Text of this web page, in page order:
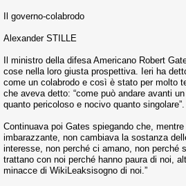
Il governo-colabrodo
Alexander STILLE
Il ministro della difesa Americano Robert
cose nella loro giusta prospettiva. Ieri ha
come un colabrodo e così è stato per molto
che aveva detto: “come può andare avanti
quanto pericoloso e nocivo quanto singolare”.
Continuava poi Gates spiegando che,
imbarazzante, non cambiava la sostanza
interesse, non perché ci amano, non perché
trattano con noi perché hanno paura di noi,
minacce di WikiLeaksisogno di noi.”